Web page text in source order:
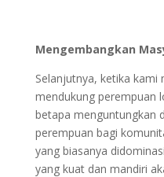
Mengembangkan
Selanjutnya, ketika kami
mendukung perempuan
betapa menguntungkan
perempuan bagi
yang biasanya
yang kuat dan mandiri